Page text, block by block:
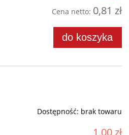
Cena netto: 0,81 zł
do koszyka
Dostępność: brak towaru